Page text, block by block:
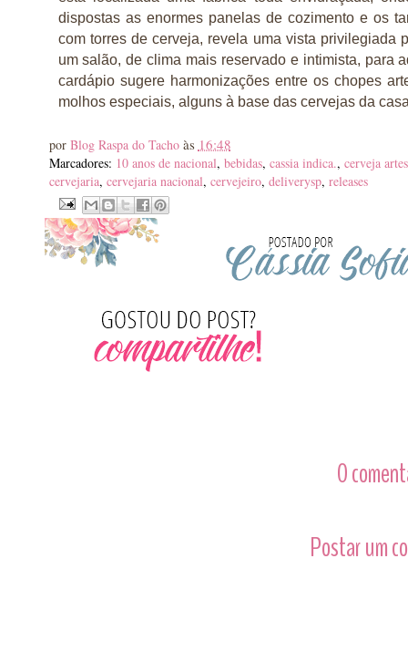
dispostas as enormes panelas de cozimento e os
com torres de cerveja, revela uma vista
um salão, de clima mais reservado e intimista, para
cardápio sugere harmonizações entre os chopes
molhos especiais, alguns à base das cervejas da
por Blog Raspa do Tacho às 16:48
Marcadores: 10 anos de nacional, bebidas, cassia indica., cerveja
cervejaria, cervejaria nacional, cervejeiro, deliverysp, releases
0
Postar um